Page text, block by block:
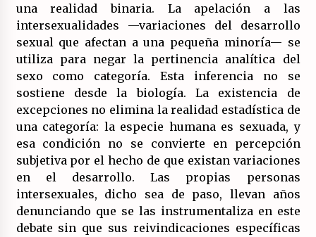
una realidad binaria. La apelación a las
intersexualidades —variaciones del desarrollo
sexual que afectan a una pequeña minoría— se
utiliza para negar la pertinencia analítica del
sexo como categoría. Esta inferencia no se
sostiene desde la biología. La existencia de
excepciones no elimina la realidad estadística de
una categoría: la especie humana es sexuada, y
esa condición no se convierte en percepción
subjetiva por el hecho de que existan variaciones
en el desarrollo. Las propias personas
intersexuales, dicho sea de paso, llevan años
denunciando que se las instrumentaliza en este
debate sin que sus reivindicaciones específicas